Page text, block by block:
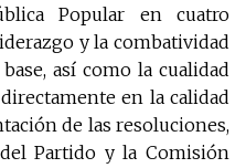
Popular en cuatro
y la combatividad
así como la cualidad
en la calidad
de las resoluciones,
Partido y la Comisión